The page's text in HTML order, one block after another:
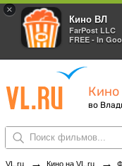
×
Кино ВЛ
FarPost LLC
FREE - In
Кино
во
VL.ru → Кино на VL.ru →